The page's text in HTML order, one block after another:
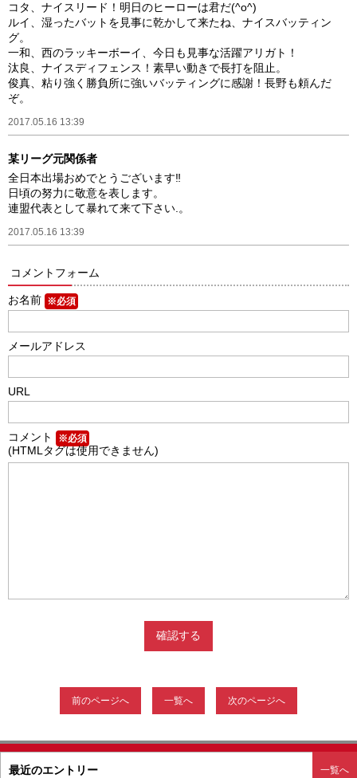
コタ、ナイスリード！明日のヒーローは君だ(^o^)
ルイ、湿ったバットを見事に乾かして来たね、ナイスバッティン
グ。
一和、西のラッキーボーイ、今日も見事な活躍アリガト！
汰良、ナイスディフェンス！素早い動きで長打を阻止。
俊真、粘り強く勝負所に強いバッティングに感謝！長野も頼んだ
ぞ。
2017.05.16 13:39
某リーグ元関係者
全日本出場おめでとうございます‼
日頃の努力に敬意を表します。
連盟代表として暴れて来て下さい.。
2017.05.16 13:39
コメントフォーム
お名前 ※必須
メールアドレス
URL
コメント ※必須
(HTMLタグは使用できません)
前のページへ 一覧へ 次のページへ
最近のエントリー 一覧へ